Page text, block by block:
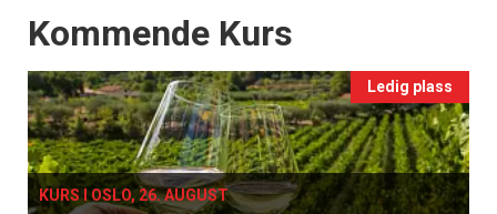
Events
Kommende Kurs
Ledig plass
KURS I OSLO, 26. AUGUST